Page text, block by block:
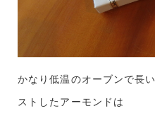
かなり低温のオーブンで長
ストしたアーモンドは